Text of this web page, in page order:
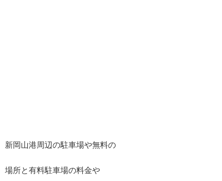
新岡山港周辺の駐車場や無料の
場所と有料駐車場の料金や